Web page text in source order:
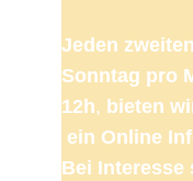
Jeden
Sonntag pro
12h, bieten
ein Online
Bei Inter­esse